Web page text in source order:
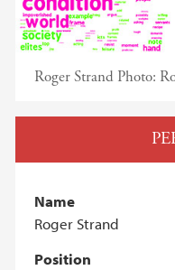
Roger Strand Photo:
Name
Roger Strand
Position